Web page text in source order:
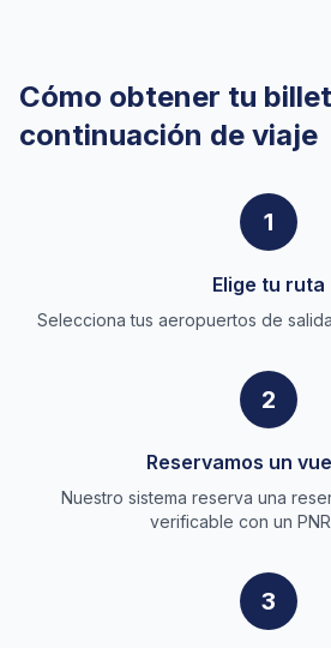
Cómo obtener tu
continuación de viaje
1
Elige tu ruta
Selecciona tus aeropuertos de
2
Reservamos un
Nuestro sistema reserva una
verificable con un
3